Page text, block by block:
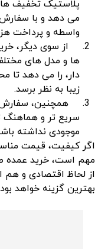
پلاستیک تخفیف‌
می‌ دهد و با سفارش
واسطه و پرداخت
از سوی دیگر،
ها و مدل‌ های
‌دار، را می ‌دهد تا
زیبا به نظر برسد.
همچنین،
سریع ‌تر و هماهنگ
موجودی نداشته
اگر کیفیت، قیمت
از لحاظ اقتصادی و هم
بهترین گزینه خواهد